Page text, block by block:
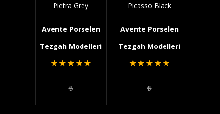
Pietra Grey
Avente Porselen
Tezgah Modelleri
★ ★ ★ ★ ★
₺
Picasso Black
Avente Porselen
Tezgah Modelleri
★ ★ ★ ★ ★
₺